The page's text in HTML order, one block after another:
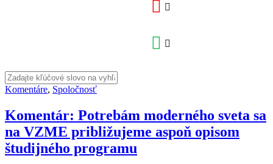
Komentáre, Spoločnosť
Komentár: Potrebám moderného sveta sa
na VZME približujeme aspoň opisom
študijného programu